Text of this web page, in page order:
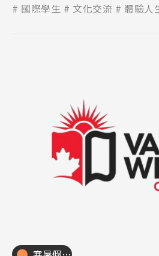
國際學生
文化交流 體驗人